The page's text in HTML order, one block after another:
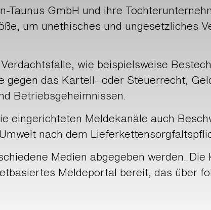
Taunus GmbH und ihre
um unethisches und ungesetzliches
wie beispielsweise
gegen das Kartell- oder Steuerrecht,
Betriebsgeheimnissen.
eingerichteten Meldekanäle auch
nach dem
Medien abgegeben werden.
Meldeportal bereit, das über